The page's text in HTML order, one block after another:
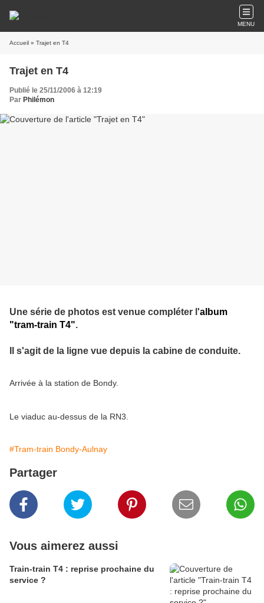
MENU
Accueil » Trajet en T4
Trajet en T4
Publié le 25/11/2006 à 12:19
Par Philémon
Une série de photos est venue compléter l'album
"tram-train T4"
Il s'agit de la ligne vue depuis la cabine de conduite.
Arrivée à la station de Bondy.
Le viaduc au-dessus de la RN3.
#Tram-train Bondy-Aulnay
Partager
Vous aimerez aussi
Train-train T4 : reprise prochaine du
service ?